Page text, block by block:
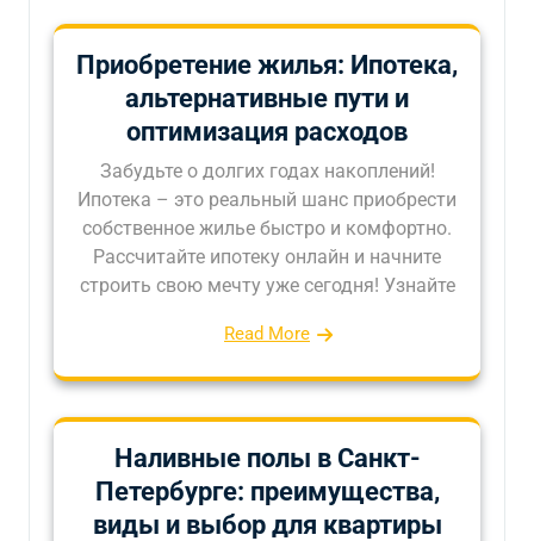
Приобретение жилья: Ипотека,
альтернативные пути и
оптимизация расходов
Забудьте о долгих годах накоплений!
Ипотека – это реальный шанс приобрести
собственное жилье быстро и комфортно.
Рассчитайте ипотеку онлайн и начните
строить свою мечту уже сегодня! Узнайте
Read More
Наливные полы в Санкт-
Петербурге: преимущества,
виды и выбор для квартиры